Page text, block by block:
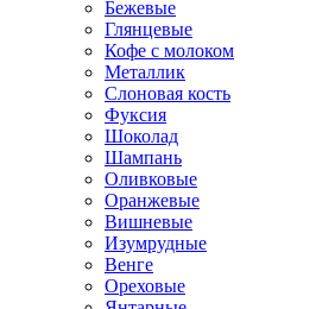
Бежевые
Глянцевые
Кофе с молоком
Металлик
Слоновая кость
Фуксия
Шоколад
Шампань
Оливковые
Оранжевые
Вишневые
Изумрудные
Венге
Ореховые